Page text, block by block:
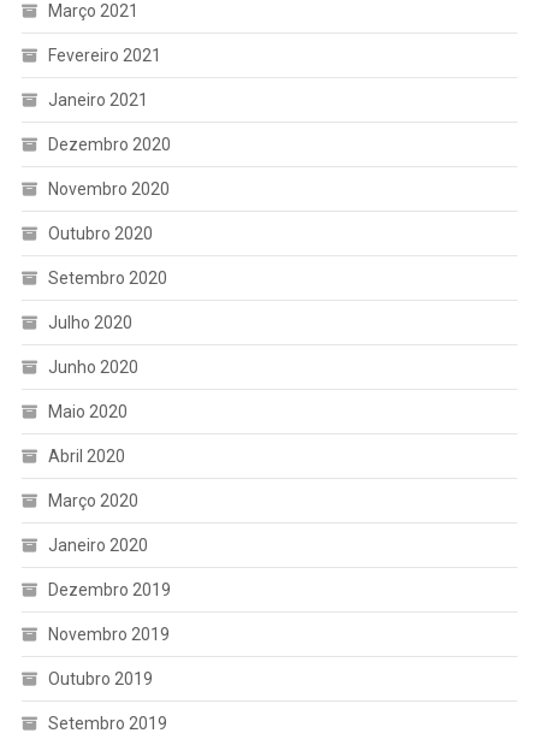
Março 2021
Fevereiro 2021
Janeiro 2021
Dezembro 2020
Novembro 2020
Outubro 2020
Setembro 2020
Julho 2020
Junho 2020
Maio 2020
Abril 2020
Março 2020
Janeiro 2020
Dezembro 2019
Novembro 2019
Outubro 2019
Setembro 2019